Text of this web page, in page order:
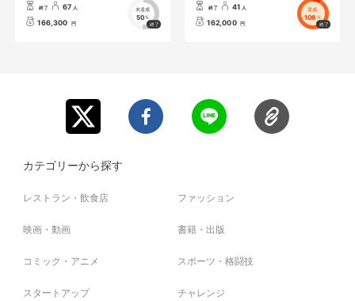
終了 67 人
166,300 円
未達成
50%
終了 41 人
162,000 円
達成
108 %
カテゴリーから探す
レストラン・飲食店 ファッション
映画・動画 書籍・出版
コミック・アニメ スポーツ・格闘技
スタートアップ チャレンジ